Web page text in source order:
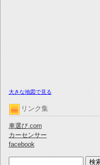
大きな地図で見る
リンク集
車選び.com
カーセンサー
facebook